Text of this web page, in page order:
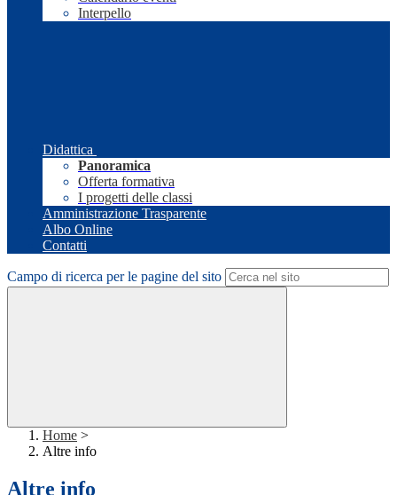
Interpello
Didattica
Panoramica
Offerta formativa
I progetti delle classi
Amministrazione Trasparente
Albo Online
Contatti
Campo di ricerca per le pagine del sito
Home >
Altre info
Altre info